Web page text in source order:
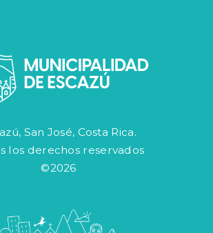
San José, Costa Rica.
los derechos reservados
©2026